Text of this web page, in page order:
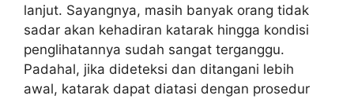
lanjut. Sayangnya, masih banyak orang tidak
sadar akan kehadiran katarak hingga kondisi
penglihatannya sudah sangat terganggu.
Padahal, jika dideteksi dan ditangani lebih
awal, katarak dapat diatasi dengan prosedur